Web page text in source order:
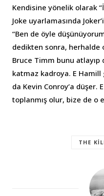
Kendisine yönelik olarak
Joke uyarlamasında
“Ben de öyle
dedikten sonra, herhalde
Bruce Timm bunu
katmaz kadroya. E Hamill
da Kevin Conroy’a düşer.
toplanmış olur, bize de o
THE